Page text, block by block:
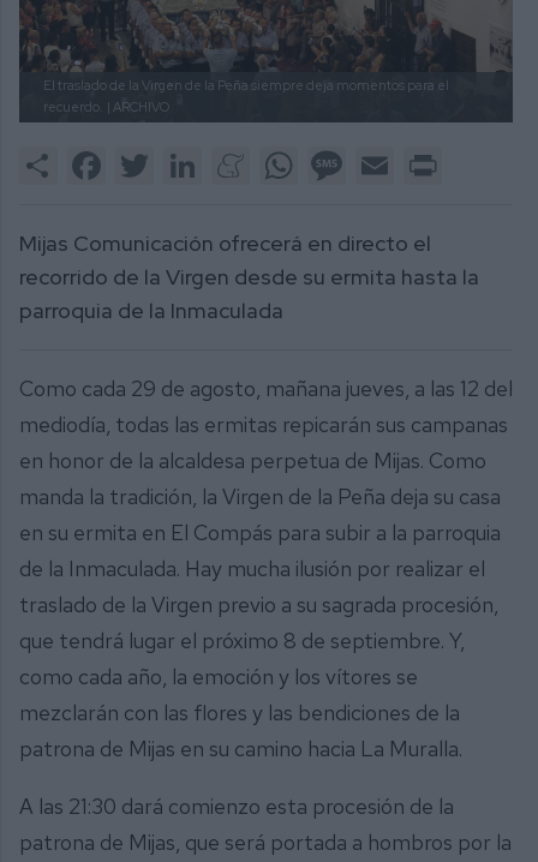
El traslado de la Virgen de la Peña siempre deja momentos para el
recuerdo. | ARCHIVO
Share FacebookTwitter LinkedInMeneameWhatsAppMessage
Email
Mijas Comunicación ofrecerá en directo el
recorrido de la Virgen desde su ermita hasta la
parroquia de la Inmaculada
Como cada 29 de agosto, mañana jueves, a las 12 del
mediodía, todas las ermitas repicarán sus campanas
en honor de la alcaldesa perpetua de Mijas. Como
manda la tradición, la Virgen de la Peña deja su casa
en su ermita en El Compás para subir a la parroquia
de la Inmaculada. Hay mucha ilusión por realizar el
traslado de la Virgen previo a su sagrada procesión,
que tendrá lugar el próximo 8 de septiembre. Y,
como cada año, la emoción y los vítores se
mezclarán con las flores y las bendiciones de la
patrona de Mijas en su camino hacia La Muralla.
A las 21:30 dará comienzo esta procesión de la
patrona de Mijas, que será portada a hombros por la